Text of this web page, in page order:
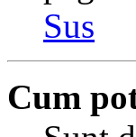
Sus
Cum